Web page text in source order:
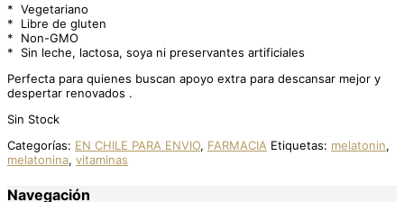
* Vegetariano
* Libre de gluten
* Non-GMO
* Sin leche, lactosa, soya ni preservantes artificiales
Perfecta para quienes buscan apoyo extra para descansar mejor y
despertar renovados .
Sin Stock
Categorías: EN CHILE PARA ENVIO, FARMACIA Etiquetas: melatonin,
melatonina, vitaminas
Navegación